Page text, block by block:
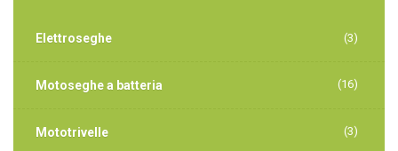
Elettroseghe (3)
Motoseghe a batteria (16)
Mototrivelle (3)